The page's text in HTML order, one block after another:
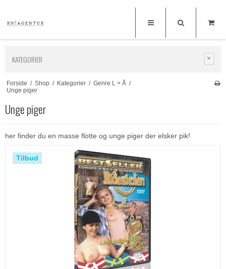
KATEGORIER
Forside / Shop / Kategorier / Genre L > Å /
Unge piger
Unge piger
her finder du en masse flotte og unge piger der elsker pik!
Tilbud